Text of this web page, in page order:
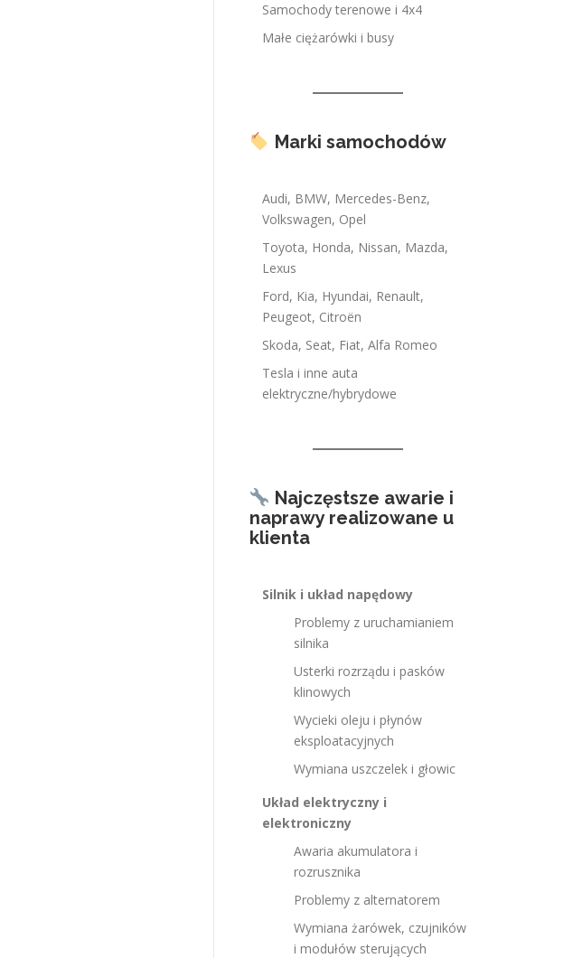
Samochody terenowe i 4x4
Małe ciężarówki i busy
Marki samochodów
Audi, BMW, Mercedes-Benz,
Volkswagen, Opel
Toyota, Honda, Nissan, Mazda,
Lexus
Ford, Kia, Hyundai, Renault,
Peugeot, Citroën
Skoda, Seat, Fiat, Alfa Romeo
Tesla i inne auta
elektryczne/hybrydowe
Najczęstsze awarie i
naprawy realizowane u
klienta
Silnik i układ napędowy
Problemy z uruchamianiem
silnika
Usterki rozrządu i pasków
klinowych
Wycieki oleju i płynów
eksploatacyjnych
Wymiana uszczelek i głowic
Układ elektryczny i
elektroniczny
Awaria akumulatora i
rozrusznika
Problemy z alternatorem
Wymiana żarówek, czujników
i modułów sterujących